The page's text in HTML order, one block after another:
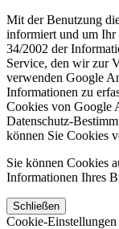
Mit der Benutzung
informiert und um Ihr
34/2002 der
Service, den wir zur
verwenden Google
Informationen zu
Cookies von Google
Datenschutz-
können Sie Cookies
Sie können Cookies
Informationen Ihres
Schließen
Cookie-Einstellungen